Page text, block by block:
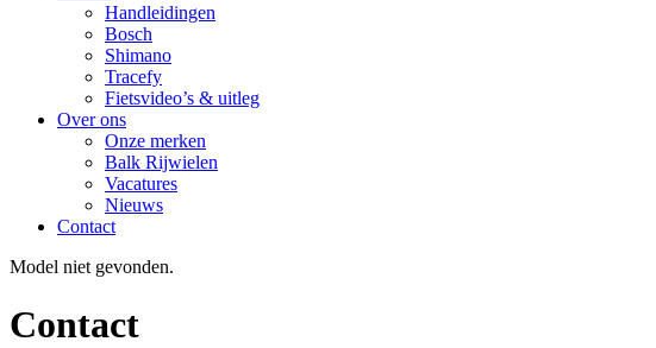
Handleidingen
Bosch
Shimano
Tracefy
Fietsvideo’s & uitleg
Over ons
Onze merken
Balk Rijwielen
Vacatures
Nieuws
Contact
Model niet gevonden.
Contact